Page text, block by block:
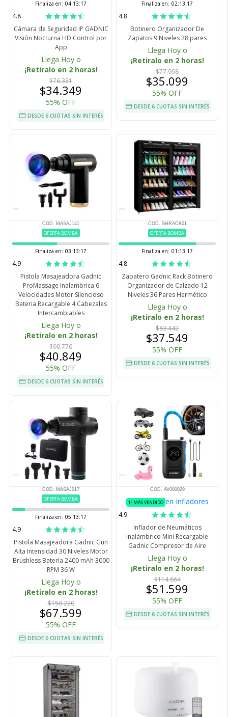
Finaliza en: 04:13:16
4.8
Cámara de Seguridad IP GADNIC
Visión Nocturna HD Control por
App
Llega Hoy o
¡Retiralo en 2 horas!
$76.331
$34.349
55% OFF
DESDE 6 CUOTAS SIN INTERÉS
Finaliza en: 02:13:16
4.8
Botinero Organizador De
Zapatos 9 Niveles 28 pares
Llega Hoy o
¡Retiralo en 2 horas!
$77.998
$35.099
55% OFF
DESDE 6 CUOTAS SIN INTERÉS
COD. MASAJ141
OFERTA BOMBA
Finaliza en: 03:13:16
4.9
Pistola Masajeadora Gadnic
ProMassage Inalambrica 6
Velocidades Motor Silencioso
Bateria Recargable 4 Cabezales
Intercambiables
Llega Hoy o
¡Retiralo en 2 horas!
$90.776
$40.849
55% OFF
DESDE 6 CUOTAS SIN INTERÉS
COD. SHRACK01
OFERTA BOMBA
Finaliza en: 01:13:16
4.8
Zapatero Gadnic Rack Botinero
Organizador de Calzado 12
Niveles 36 Pares Hermético
Llega Hoy o
¡Retiralo en 2 horas!
$83.442
$37.549
55% OFF
DESDE 6 CUOTAS SIN INTERÉS
COD. MASAJ017
OFERTA BOMBA
Finaliza en: 05:13:16
4.9
Pistola Masajeadora Gadnic Gun
Alta Intensidad 30 Niveles Motor
Brushless Batería 2400 mAh 3000
RPM 36 W
Llega Hoy o
¡Retiralo en 2 horas!
$150.220
$67.599
55% OFF
DESDE 6 CUOTAS SIN INTERÉS
COD. AV000029
1º MÁS VENDIDO en Infladores
4.9
Inflador de Neumáticos
Inalámbrico Mini Recargable
Gadnic Compresor de Aire
Llega Hoy o
¡Retiralo en 2 horas!
$114.664
$51.599
55% OFF
DESDE 6 CUOTAS SIN INTERÉS